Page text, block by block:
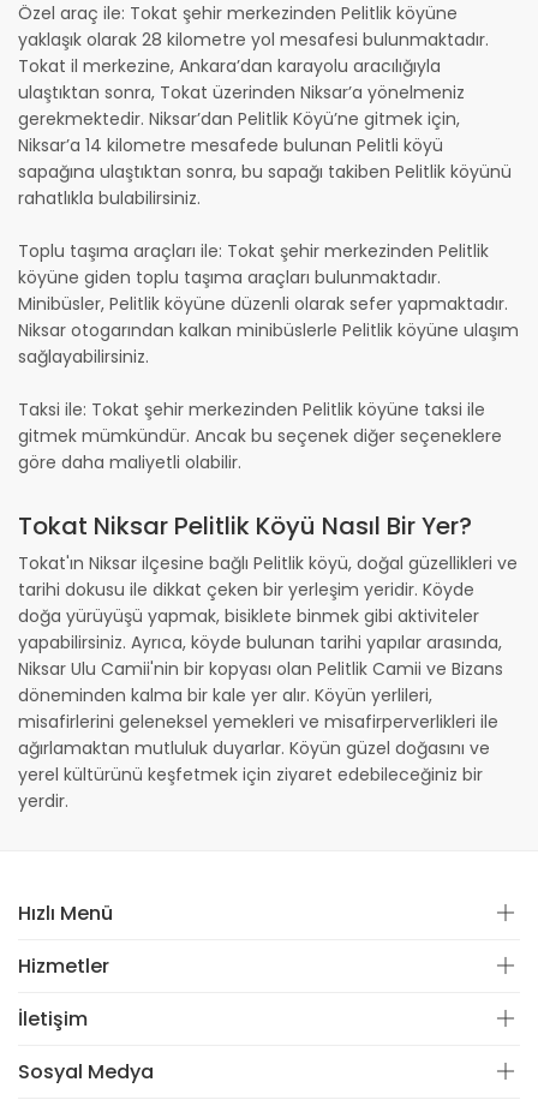
Özel araç ile: Tokat şehir merkezinden Pelitlik köyüne
yaklaşık olarak 28 kilometre yol mesafesi bulunmaktadır.
Tokat il merkezine, Ankara’dan karayolu aracılığıyla
ulaştıktan sonra, Tokat üzerinden Niksar’a yönelmeniz
gerekmektedir. Niksar’dan Pelitlik Köyü’ne gitmek için,
Niksar’a 14 kilometre mesafede bulunan Pelitli köyü
sapağına ulaştıktan sonra, bu sapağı takiben Pelitlik köyünü
rahatlıkla bulabilirsiniz.
Toplu taşıma araçları ile: Tokat şehir merkezinden Pelitlik
köyüne giden toplu taşıma araçları bulunmaktadır.
Minibüsler, Pelitlik köyüne düzenli olarak sefer yapmaktadır.
Niksar otogarından kalkan minibüslerle Pelitlik köyüne ulaşım
sağlayabilirsiniz.
Taksi ile: Tokat şehir merkezinden Pelitlik köyüne taksi ile
gitmek mümkündür. Ancak bu seçenek diğer seçeneklere
göre daha maliyetli olabilir.
Tokat Niksar Pelitlik Köyü Nasıl Bir Yer?
Tokat'ın Niksar ilçesine bağlı Pelitlik köyü, doğal güzellikleri ve
tarihi dokusu ile dikkat çeken bir yerleşim yeridir. Köyde
doğa yürüyüşü yapmak, bisiklete binmek gibi aktiviteler
yapabilirsiniz. Ayrıca, köyde bulunan tarihi yapılar arasında,
Niksar Ulu Camii'nin bir kopyası olan Pelitlik Camii ve Bizans
döneminden kalma bir kale yer alır. Köyün yerlileri,
misafirlerini geleneksel yemekleri ve misafirperverlikleri ile
ağırlamaktan mutluluk duyarlar. Köyün güzel doğasını ve
yerel kültürünü keşfetmek için ziyaret edebileceğiniz bir
yerdir.
Hızlı Menü
Hizmetler
İletişim
Sosyal Medya